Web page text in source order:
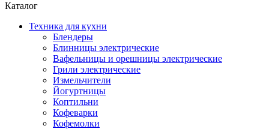
Каталог
Техника для кухни
Блендеры
Блинницы электрические
Вафельницы и орешницы электрические
Грили электрические
Измельчители
Йогуртницы
Коптильни
Кофеварки
Кофемолки